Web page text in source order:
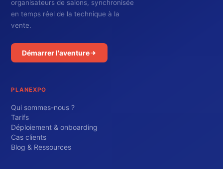
organisateurs de salons, synchronisée
en temps réel de la technique à la
vente.
Démarrer l'aventure
PLANEXPO
Qui sommes-nous ?
Tarifs
Déploiement & onboarding
Cas clients
Blog & Ressources